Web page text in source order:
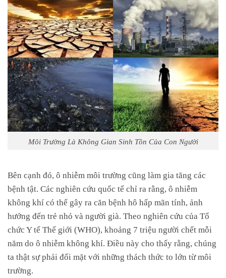
Môi Trường Là Không Gian Sinh Tồn Của Con Người
Bên cạnh đó, ô nhiễm môi trường cũng làm gia tăng các
bệnh tật. Các nghiên cứu quốc tế chỉ ra rằng, ô nhiễm
không khí có thể gây ra căn bệnh hô hấp mãn tính, ảnh
hưởng đến trẻ nhỏ và người già. Theo nghiên cứu của Tổ
chức Y tế Thế giới (WHO), khoảng 7 triệu người chết mỗi
năm do ô nhiễm không khí. Điều này cho thấy rằng, chúng
ta thật sự phải đối mặt với những thách thức to lớn từ môi
trường.